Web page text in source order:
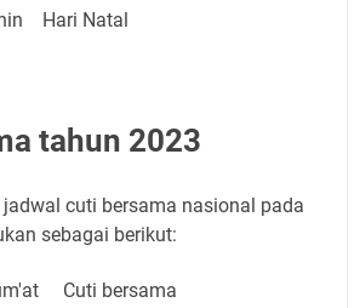
Hari Natal
tahun 2023
cuti bersama nasional pada
sebagai berikut:
Cuti bersama